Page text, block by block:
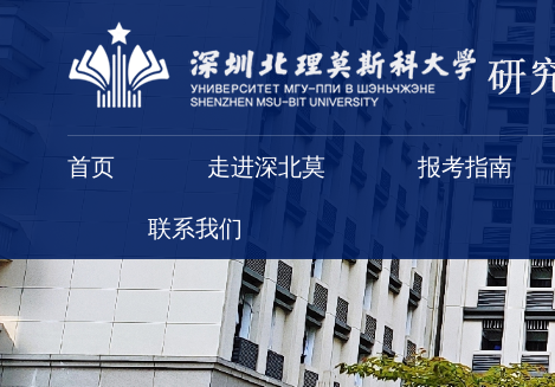
首页 走进深北莫 报考指南
联系我们